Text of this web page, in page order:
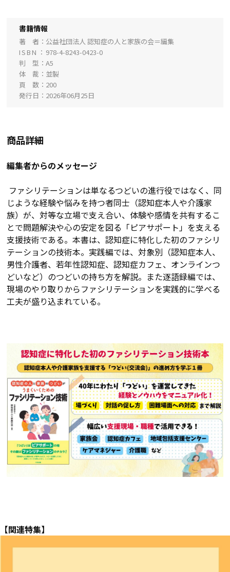
書籍情報
著 者
公益社団法人 認知症の人と家族の会＝編集
ISBN
978-4-8243-0423-0
判 型
A5
体 裁
並製
頁 数
200
発行日
2026年06月25日
商品詳細
編集者からのメッセージ
ファシリテーションは単なるつどいの進行役ではなく、同
じような経験や悩みを持つ者同士（認知症本人や介護家
族）が、対等な立場で支え合い、体験や感情を共有するこ
とで問題解決や心の安定を図る「ピアサポート」を支える
支援技術である。本書は、認知症に特化した初のファシリ
テーションの技術本。実践編では、対象別（認知症本人、
男性介護者、若年性認知症、認知症カフェ、オンラインつ
どいなど）のつどいの持ち方を解説。また逐語録編では、
現場のやり取りからファシリテーションを実践的に学べる
工夫が盛り込まれている。
【関連特集】